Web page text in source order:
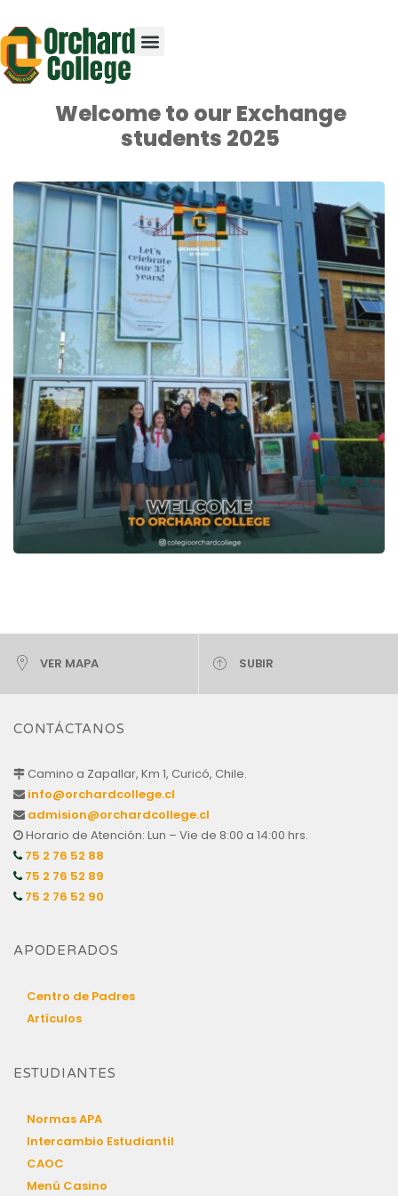
Welcome to our Exchange
students 2025
VER MAPA SUBIR
CONTÁCTANOS
Camino a Zapallar, Km 1, Curicó, Chile.
info@orchardcollege.cl
admision@orchardcollege.cl
Horario de Atención: Lun – Vie de 8:00 a 14:00 hrs.
75 2 76 52 88
75 2 76 52 89
75 2 76 52 90
APODERADOS
Centro de Padres
Artículos
ESTUDIANTES
Normas APA
Intercambio Estudiantil
CAOC
Menú Casino